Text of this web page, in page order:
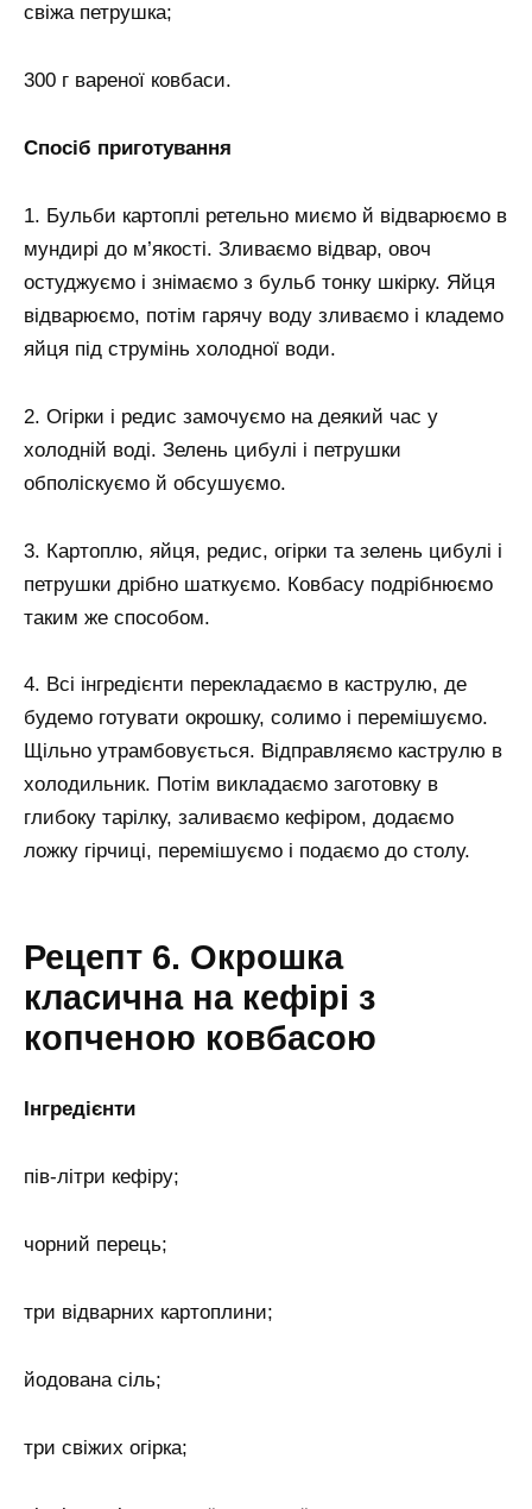
свіжа петрушка;
300 г вареної ковбаси.
Спосіб приготування
1. Бульби картоплі ретельно миємо й відварюємо в
мундирі до м’якості. Зливаємо відвар, овоч
остуджуємо і знімаємо з бульб тонку шкірку. Яйця
відварюємо, потім гарячу воду зливаємо і кладемо
яйця під струмінь холодної води.
2. Огірки і редис замочуємо на деякий час у
холодній воді. Зелень цибулі і петрушки
обполіскуємо й обсушуємо.
3. Картоплю, яйця, редис, огірки та зелень цибулі і
петрушки дрібно шаткуємо. Ковбасу подрібнюємо
таким же способом.
4. Всі інгредієнти перекладаємо в каструлю, де
будемо готувати окрошку, солимо і перемішуємо.
Щільно утрамбовується. Відправляємо каструлю в
холодильник. Потім викладаємо заготовку в
глибоку тарілку, заливаємо кефіром, додаємо
ложку гірчиці, перемішуємо і подаємо до столу.
Рецепт 6. Окрошка
класична на кефірі з
копченою ковбасою
Інгредієнти
пів-літри кефіру;
чорний перець;
три відварних картоплини;
йодована сіль;
три свіжих огірка;